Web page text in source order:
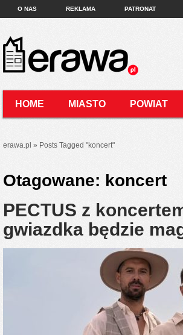
O NAS REKLAMA PATRONAT
HOME MIASTO POWIAT
erawa.pl » Posts Tagged "koncert"
Otagowane: koncert
PECTUS z
gwiazdka będzie